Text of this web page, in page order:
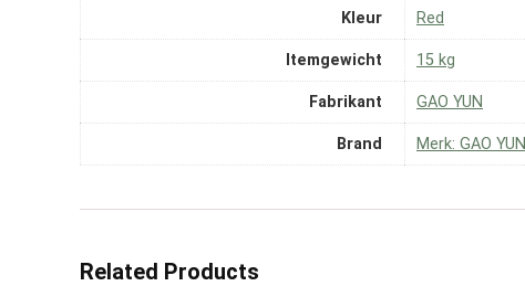
Kleur ‎Red
Itemgewicht ‎15 kg
Fabrikant ‎GAO YUN
Brand Merk: GAO YUN
Related Products